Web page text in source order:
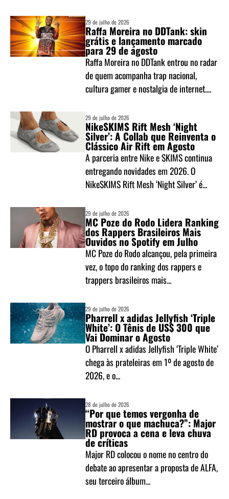
29 de julho de 2026
Raffa Moreira no DDTank: skin
grátis e lançamento marcado
para 29 de agosto
Raffa Moreira no DDTank entrou no radar
de quem acompanha trap nacional,
cultura gamer e nostalgia de internet....
29 de julho de 2026
NikeSKIMS Rift Mesh ‘Night
Silver’: A Collab que Reinventa o
Clássico Air Rift em Agosto
A parceria entre Nike e SKIMS continua
entregando novidades em 2026. O
NikeSKIMS Rift Mesh ‘Night Silver’ é...
29 de julho de 2026
MC Poze do Rodo Lidera Ranking
dos Rappers Brasileiros Mais
Ouvidos no Spotify em Julho
MC Poze do Rodo alcançou, pela primeira
vez, o topo do ranking dos rappers e
trappers brasileiros mais...
29 de julho de 2026
Pharrell x adidas Jellyfish ‘Triple
White’: O Tênis de US$ 300 que
Vai Dominar o Agosto
O Pharrell x adidas Jellyfish ‘Triple White’
chega às prateleiras em 1º de agosto de
2026, e o...
28 de julho de 2026
“Por que temos vergonha de
mostrar o que machuca?”: Major
RD provoca a cena e leva chuva
de críticas
Major RD colocou o nome no centro do
debate ao apresentar a proposta de ALFA,
seu terceiro álbum...